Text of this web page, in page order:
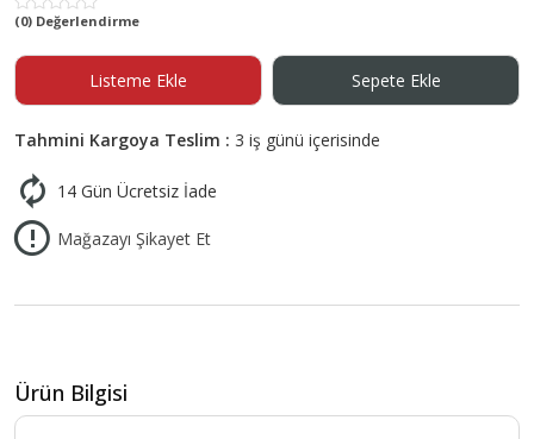
(0) Değerlendirme
Listeme Ekle Sepete Ekle
Tahmini Kargoya Teslim : 3 iş günü içerisinde
14 Gün Ücretsiz İade
Mağazayı Şikayet Et
Ürün Bilgisi